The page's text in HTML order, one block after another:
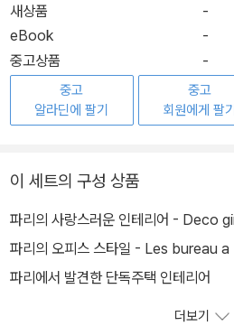
새상품
-
eBook
-
중고상품 -
중고
알라딘에 팔기
중고
회원에게 팔기
이 세트의 구성 상품
파리의 사랑스러운 인테리어 - Deco
파리의 오피스 스타일 - Les bureau a
파리에서 발견한 단독주택 인테리어
더보기